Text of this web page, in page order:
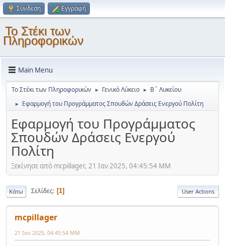
Σύνδεση Εγγραφή
Το Στέκι των
Πληροφορικών
Main Menu
Το Στέκι των Πληροφορικών ► Γενικό Λύκειο ► Β΄ Λυκείου
► Εφαρμογή του Προγράμματος Σπουδών Δράσεις Ενεργού Πολίτη
Εφαρμογή του Προγράμματος
Σπουδών Δράσεις Ενεργού
Πολίτη
Ξεκίνησε από mcpillager, 21 Ιαν 2025, 04:45:54 ΜΜ
Κάτω Σελίδες 1 User Actions
mcpillager
21 Ιαν 2025, 04:45:54 ΜΜ